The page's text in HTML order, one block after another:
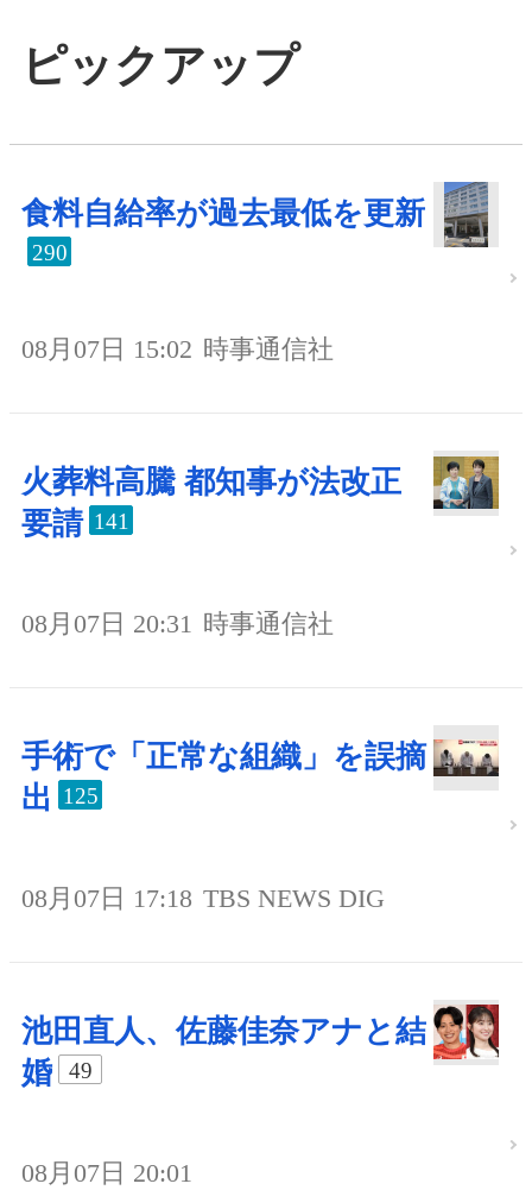
ピックアップ
食料自給率が過去最低を更新
290
08月07日 15:02 時事通信社
火葬料高騰 都知事が法改正
要請 141
08月07日 20:31 時事通信社
手術で「正常な組織」を誤摘
出
125
08月07日 17:18 TBS NEWS DIG
池田直人、佐藤佳奈アナと結
婚
49
08月07日 20:01